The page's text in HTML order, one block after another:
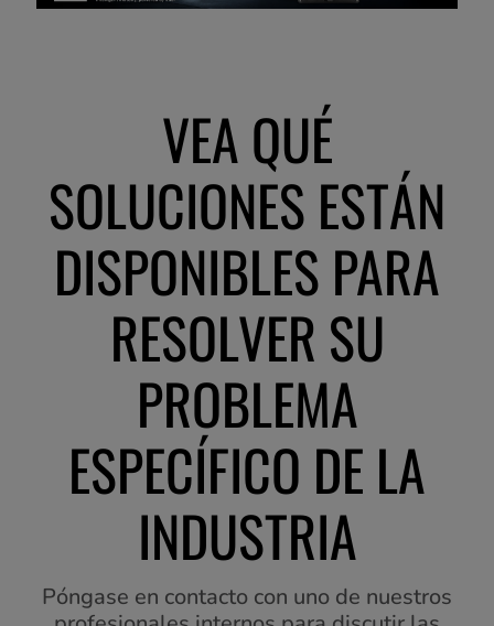
VEA QUÉ
SOLUCIONES ESTÁN
DISPONIBLES PARA
RESOLVER SU
PROBLEMA
ESPECÍFICO DE LA
INDUSTRIA
Póngase en contacto con uno de nuestros